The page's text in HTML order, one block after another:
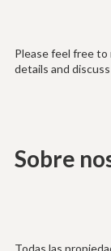
Please feel free
details and
Sobre